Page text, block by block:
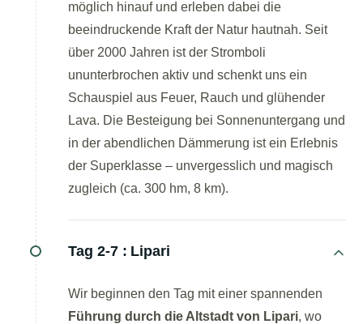
möglich hinauf und erleben dabei die
beeindruckende Kraft der Natur hautnah. Seit
über 2000 Jahren ist der Stromboli
ununterbrochen aktiv und schenkt uns ein
Schauspiel aus Feuer, Rauch und glühender
Lava. Die Besteigung bei Sonnenuntergang und
in der abendlichen Dämmerung ist ein Erlebnis
der Superklasse – unvergesslich und magisch
zugleich (ca. 300 hm, 8 km).
Tag 2-7 : Lipari
Wir beginnen den Tag mit einer spannenden
Führung durch die Altstadt von Lipari, wo